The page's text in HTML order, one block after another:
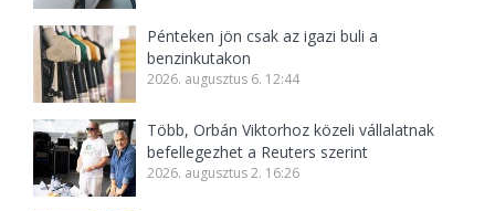
Pénteken jön csak az igazi buli a
benzinkutakon
2026. augusztus 6. 12:44
Több, Orbán Viktorhoz közeli vállalatnak
befellegezhet a Reuters szerint
2026. augusztus 2. 16:26